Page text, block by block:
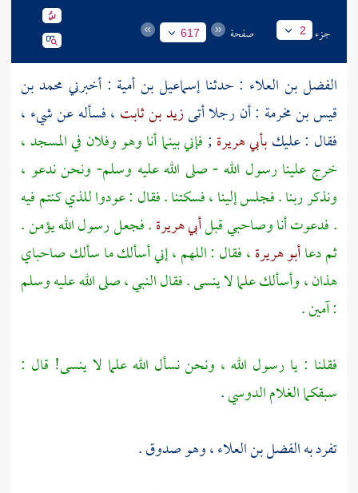
جزء 2 صفحة 617
الفضل بن العلاء : حدثناإسماعيل بن أمية : أخبرني محمد بن
قيس بن مخرمة : أن رجلا أتىزيد بن ثابت ، فسأله عن شيء ،
فقال : عليكبأبي هريرة; فإني بينما أنا وهو وفلان في المسجد ،
خرج علينا رسول الله - صلى الله عليه وسلم- ونحن ندعو ،
ونذكر ربنا . فجلس إلينا ، فسكتنا . فقال : عودوا للذي كنتم فيه
. فدعوت أنا وصاحبي قبلأبي هريرة. فجعل رسول الله يؤمن .
ثم دعاأبو هريرة، فقال : اللهم ، إني أسألك ما سألك صاحباي
هذان ، وأسألك علما لا ينسى . فقال النبي ، صلى الله عليه وسلم
: آمين .
فقلنا : يا رسول الله ، ونحن نسأل الله علما لا ينسى! قال :
سبقكما الغلام الدوسي.
تفرد بهالفضل بن العلاء، وهو صدوق .